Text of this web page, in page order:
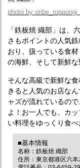
photo by
「鉄板焼 織部」は、
さもポイントの人気
おり、扱っている食
の海鮮、そして新鮮な
そんな高級で新鮮な
きると人気のお店な
ャズが流れているの
よ！お一人でも、カ
い料理をゆっくり食
■基本情報
名称：鉄板焼 織部
住所：東京都港区六